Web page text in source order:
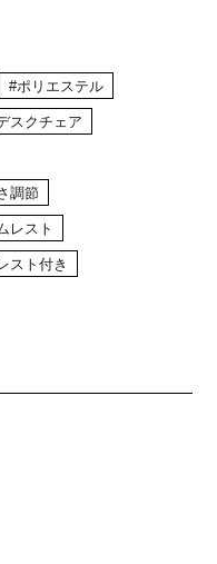
#ポリエステル
スクチェア
調節
レスト
スト付き